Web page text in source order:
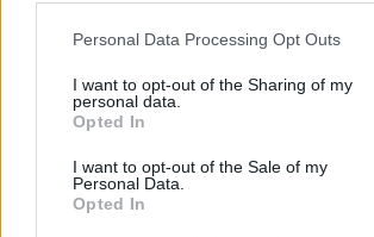
Personal Data Processing Opt Outs
I want to opt-out of the Sharing of my
personal data.
Opted In
I want to opt-out of the Sale of my
Personal Data.
Opted In